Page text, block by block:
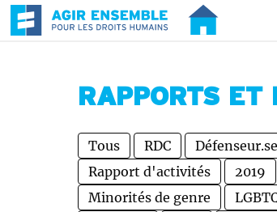
RAPPORTS ET
Tous RDC
Rapport d'activités
2019
Minorités de genre